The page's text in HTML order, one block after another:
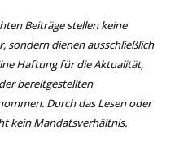
Beiträge stellen keine
sondern dienen ausschließlich
Haftung für die Aktualität,
bereitgestellten
Durch das Lesen oder
kein Mandatsverhältnis.